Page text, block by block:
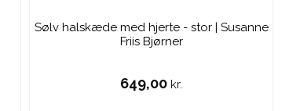
Sølv halskæde med hjerte - stor | Susanne
Friis Bjørner
649,00 kr.